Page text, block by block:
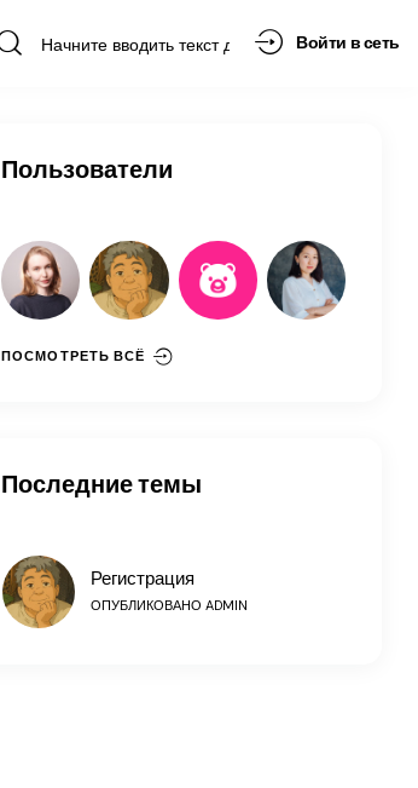
Войти в сеть
Пользователи
ПОСМОТРЕТЬ ВСЁ
Последние темы
Регистрация
ОПУБЛИКОВАНО ADMIN